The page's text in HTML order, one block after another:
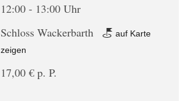
12:00 - 13:00 Uhr
Schloss Wackerbarth
auf Karte
zeigen
17,00 € p. P.